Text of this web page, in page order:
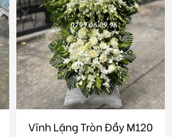
Vĩnh Lặng Tròn Đầy M120